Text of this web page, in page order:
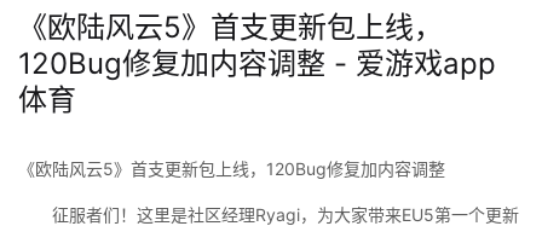
《欧陆风云5》首支更新包上线，
120Bug修复加内容调整 - 爱游戏app
体育
《欧陆风云5》首支更新包上线，120Bug修复加内容调整
征服者们！这里是社区经理Ryagi，为大家带来EU5第一个更新